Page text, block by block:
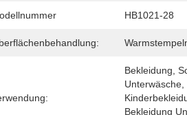
HB1021-28
Bekleidung,
Unterwäsche,
Bekleidung